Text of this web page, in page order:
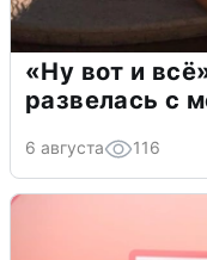
«Ну вот и
развелась с
6 августа 116